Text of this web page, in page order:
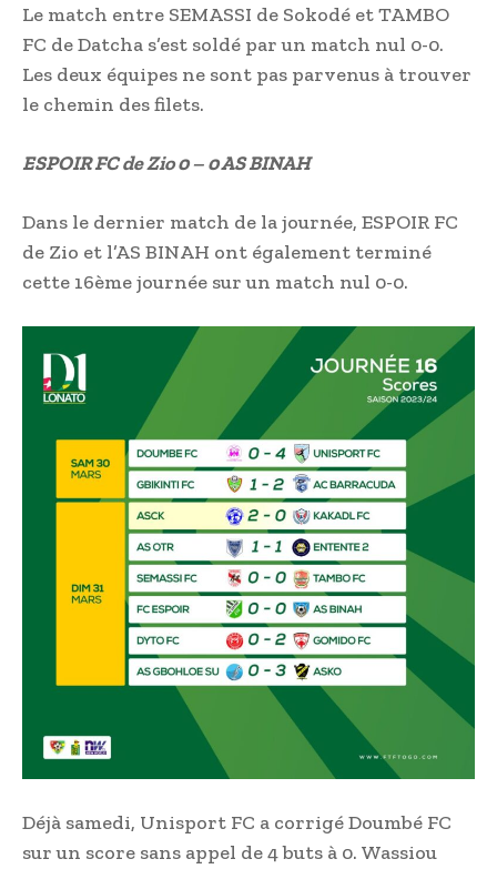
Le match entre SEMASSI de Sokodé et TAMBO
FC de Datcha s’est soldé par un match nul 0-0.
Les deux équipes ne sont pas parvenus à trouver
le chemin des filets.
ESPOIR FC de Zio 0 – 0 AS BINAH
Dans le dernier match de la journée, ESPOIR FC
de Zio et l’AS BINAH ont également terminé
cette 16ème journée sur un match nul 0-0.
Déjà samedi, Unisport FC a corrigé Doumbé FC
sur un score sans appel de 4 buts à 0. Wassiou